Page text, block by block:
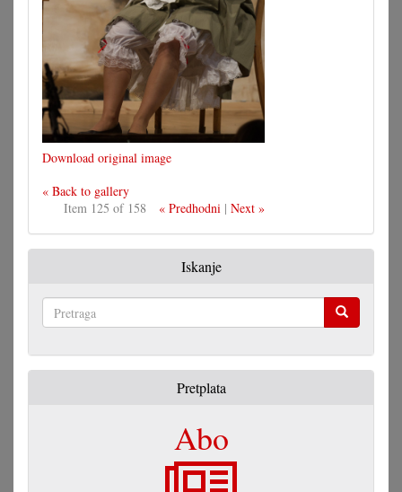
Download original image
« Back to gallery
Item 125 of 158
« Predhodni| Next »
Iskanje
Pretplata
Abo